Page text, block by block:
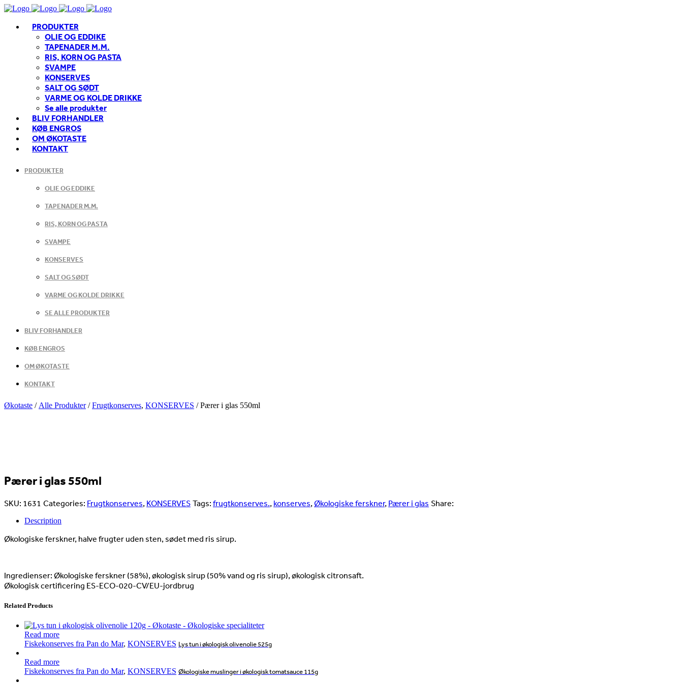
PRODUKTER
OLIE OG EDDIKE
TAPENADER M.M.
RIS, KORN OG PASTA
SVAMPE
KONSERVES
SALT OG SØDT
VARME OG KOLDE DRIKKE
Se alle produkter
BLIV FORHANDLER
KØB ENGROS
OM ØKOTASTE
KONTAKT
PRODUKTER
OLIE OG EDDIKE
TAPENADER M.M.
RIS, KORN OG PASTA
SVAMPE
KONSERVES
SALT OG SØDT
VARME OG KOLDE DRIKKE
SE ALLE PRODUKTER
BLIV FORHANDLER
KØB ENGROS
OM ØKOTASTE
KONTAKT
Økotaste / Alle Produkter/Frugtkonserves, KONSERVES /Pærer i glas 550ml
Pærer i glas 550ml
SKU: 1631 Categories: Frugtkonserves, KONSERVES Tags: frugtkonserves., konserves, Økologiske ferskner, Pærer i glas Share:
Description
Økologiske ferskner, halve frugter uden sten, sødet med ris sirup.
Ingredienser: Økologiske ferskner (58%), økologisk sirup (50% vand og ris sirup), økologisk citronsaft.
Økologisk certificering ES-ECO-020-CV/EU-jordbrug
Related Products
Read more
Fiskekonserves fra Pan do Mar, KONSERVES Lys tun i økologisk olivenolie 525g
Read more
Fiskekonserves fra Pan do Mar, KONSERVES Økologiske muslinger i økologisk tomatsauce 115g